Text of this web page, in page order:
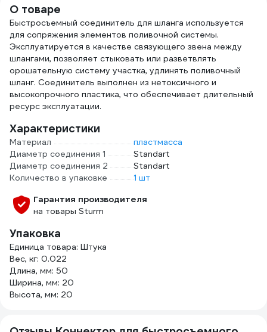
О товаре
Быстросъемный соединитель для шланга используется
для сопряжения элементов поливочной системы.
Эксплуатируется в качестве связующего звена между
шлангами, позволяет стыковать или разветвлять
орошательную систему участка, удлинять поливочный
шланг. Соединитель выполнен из нетоксичного и
высокопрочного пластика, что обеспечивает длительный
ресурс эксплуатации.
Характеристики
Материал
пластмасса
Диаметр соединения 1
Standart
Диаметр соединения 2
Standart
Количество в упаковке
1 шт
Гарантия производителя
на товары Sturm
Упаковка
Единица товара: Штука
Вес, кг: 0.022
Длина, мм: 50
Ширина, мм: 20
Высота, мм: 20